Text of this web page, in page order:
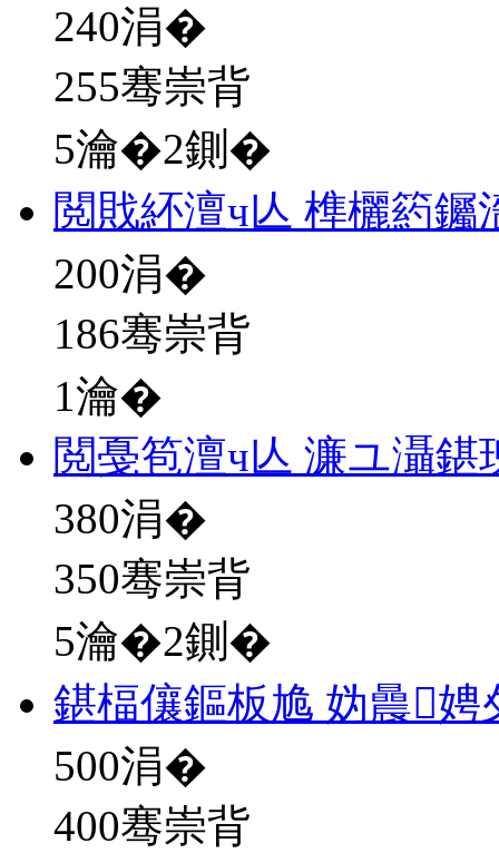
240涓�
255骞崇背
5瀹�2鍘�
閲戝紑澶ч亾 榫欐箹
200涓�
186骞崇背
1瀹�
閲戞笣澶ч亾 濂ユ灄鍖
380涓�
350骞崇背
5瀹�2鍘�
鍖楅儴鏂板尯 妫曟
500涓�
400骞崇背